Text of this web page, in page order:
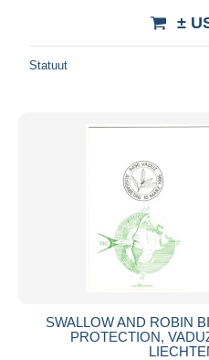
±
Statuut
SWALLOW AND ROBIN
PROTECTION,